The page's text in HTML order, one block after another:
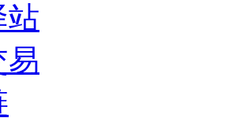
站
易